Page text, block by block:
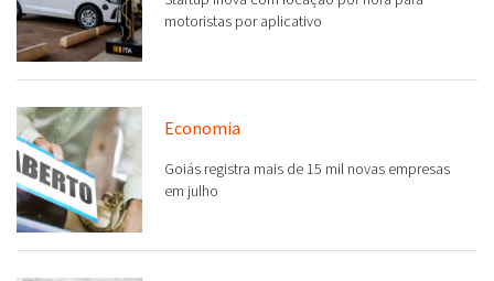
motoristas por aplicativo
Economia
Goiás registra mais de 15 mil novas empresas
em julho